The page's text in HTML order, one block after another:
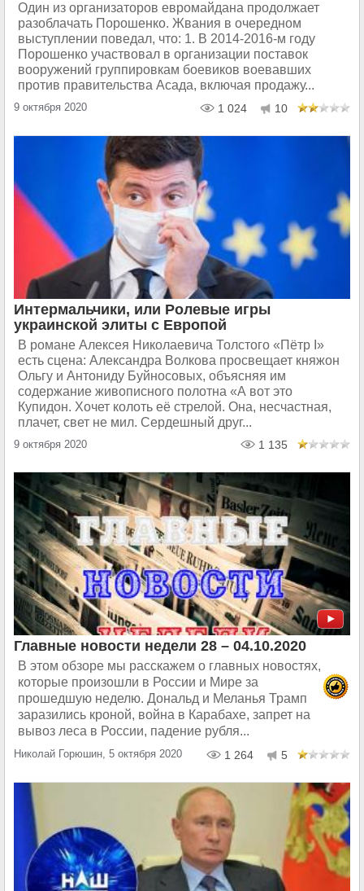
Один из организаторов евромайдана продолжает
разоблачать Порошенко. Жвания в очередном
выступлении поведал, что: 1. В 2014-2016-м году
Порошенко участвовал в организации поставок
вооружений группировкам боевиков воевавших
против правительства Асада, включая продажу...
9 октября 2020 1 024 10
Интермальчики, или Ролевые игры
украинской элиты с Европой
В романе Алексея Николаевича Толстого «Пётр I»
есть сцена: Александра Волкова просвещает княжон
Ольгу и Антониду Буйносовых, объясняя им
содержание живописного полотна «А вот это
Купидон. Хочет колоть её стрелой. Она, несчастная,
плачет, свет не мил. Сердешный друг...
9 октября 2020 1 135
Главные новости недели 28 – 04.10.2020
В этом обзоре мы расскажем о главных новостях,
которые произошли в России и Мире за
прошедшую неделю. Дональд и Меланья Трамп
заразились кроной, война в Карабахе, запрет на
вывоз леса в России, падение рубля...
Николай Горюшин, 5 октября 2020 1 264 5